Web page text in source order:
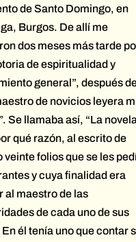
de Santo Domingo, en
Burgos. De allí me
dos meses más tarde
de espiritualidad y
general”, después
de novicios leyera
Se llamaba así, “La
qué razón, al escrito de
veinte folios que se les
y cuya finalidad era
al maestro de las
de cada uno de sus
él tenía uno que contar